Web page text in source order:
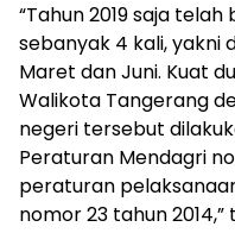
“Tahun 2019 saja
sebanyak 4 kali, yakni
Maret dan Juni. Kuat
Walikota Tangerang
negeri tersebut
Peraturan Mendagri
peraturan
nomor 23 tahun